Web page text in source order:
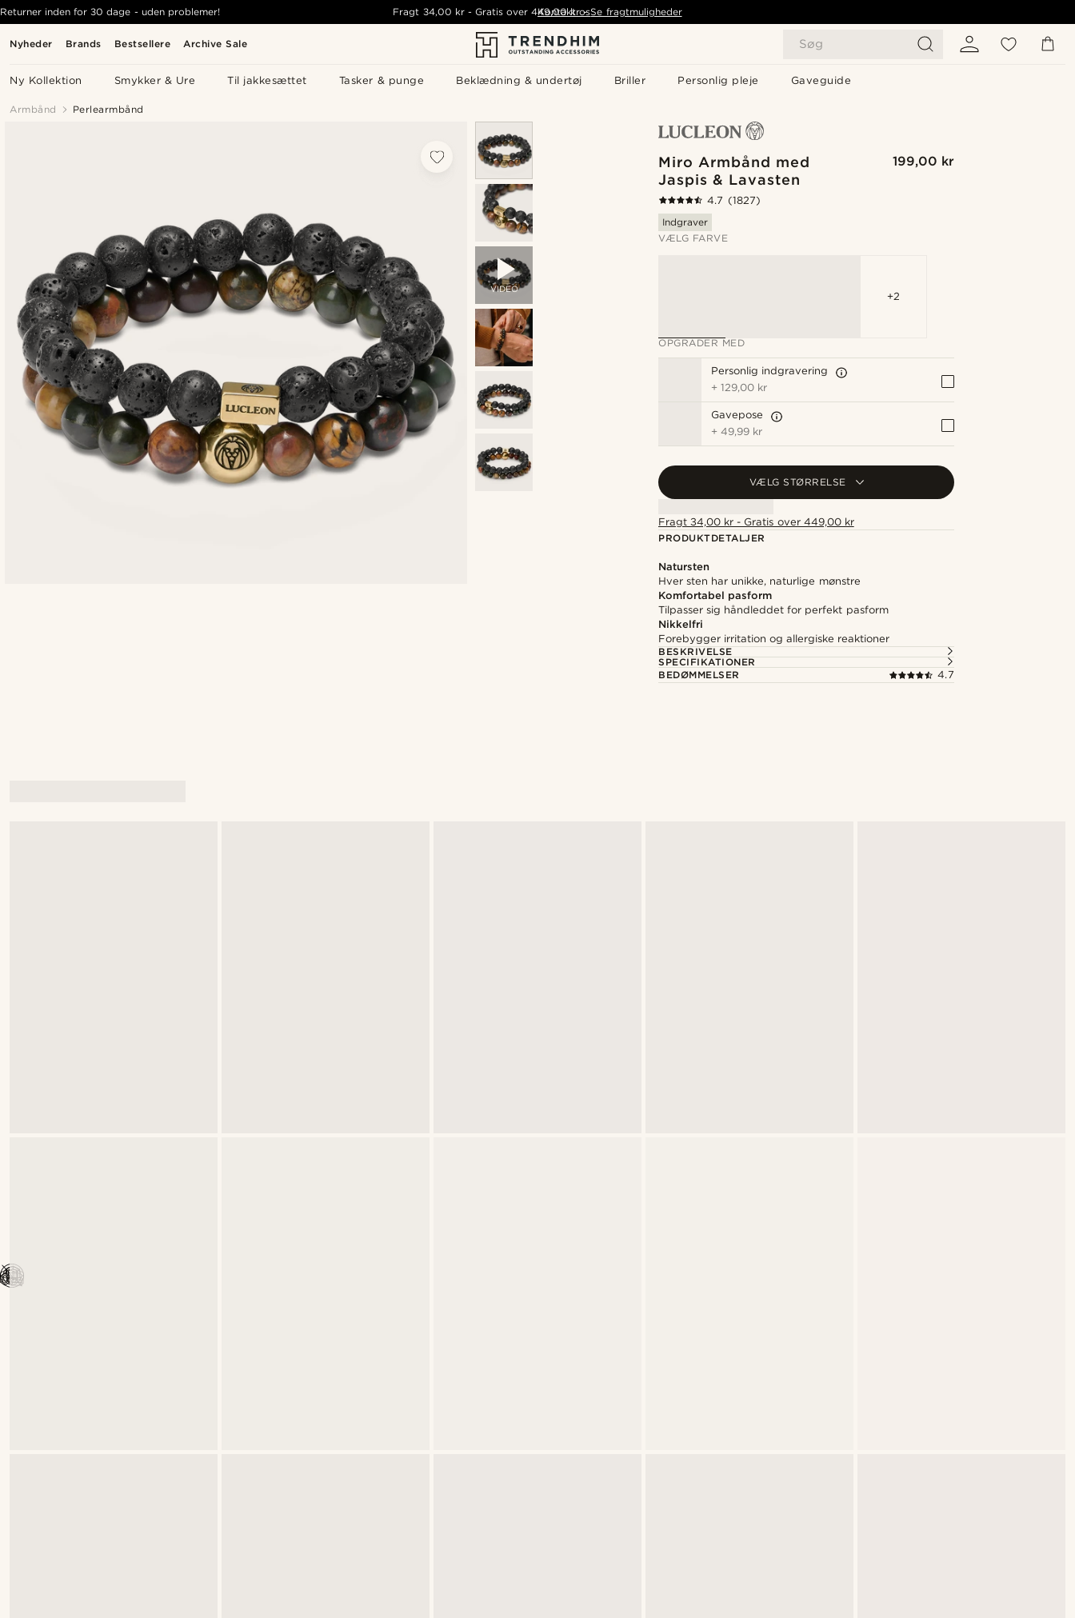
Nyheder Brands Bestsellere Archive Sale Søg
Ny Kollektion Smykker & Ure Til jakkesættet Tasker & punge Beklædning & undertøj Briller Personlig pleje Gaveguide
Returner inden for 30 dage - uden problemer! Fragt 34,00 kr- Gratis over 449,00 kr - Se fragtmuligheder
Kontakt os
Armbånd Perlearmbånd
VIDEO
Miro Armbånd med
Jaspis & Lavasten
199,00 kr
4.7 (1827)
Indgraver
VÆLG FARVE
+2
OPGRADER MED
Personlig indgravering
+129,00 kr
Gavepose
+49,99 kr
VÆLG STØRRELSE
Fragt 34,00 kr - Gratis over 449,00 kr
PRODUKTDETALJER
Natursten
Hver sten har unikke, naturlige mønstre
Komfortabel pasform
Tilpasser sig håndleddet for perfekt pasform
Nikkelfri
Forebygger irritation og allergiske reaktioner
BESKRIVELSE
SPECIFIKATIONER
BEDØMMELSER
4.7